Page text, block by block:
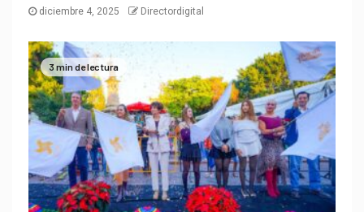
diciembre 4, 2025 Directordigital
3 min de lectura